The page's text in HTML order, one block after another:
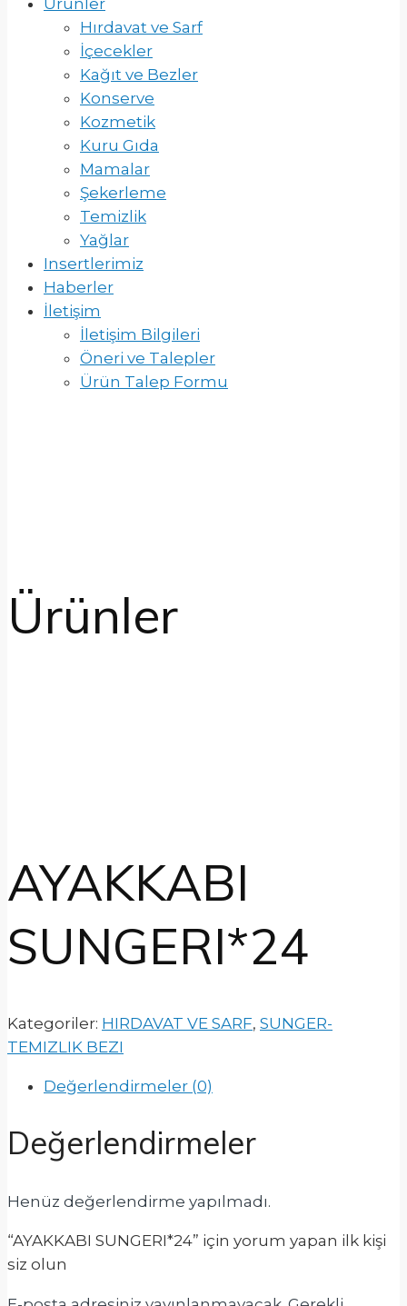
Hırdavat ve Sarf
İçecekler
Kağıt ve Bezler
Konserve
Kozmetik
Kuru Gıda
Mamalar
Şekerleme
Temizlik
Yağlar
Insertlerimiz
Haberler
İletişim
İletişim Bilgileri
Öneri ve Talepler
Ürün Talep Formu
Ürünler
AYAKKABI
SUNGERI*24
Kategoriler: HIRDAVAT VE SARF, SUNGER-
TEMIZLIK BEZI
Değerlendirmeler (0)
Değerlendirmeler
Henüz değerlendirme yapılmadı.
“AYAKKABI SUNGERI*24” için yorum yapan ilk kişi
siz olun